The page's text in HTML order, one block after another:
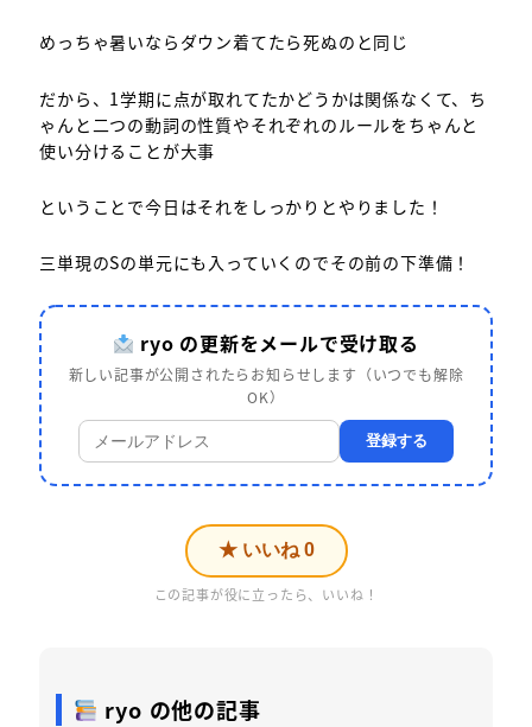
めっちゃ暑いならダウン着てたら死ぬのと同じ
だから、1学期に点が取れてたかどうかは関係なくて、ち
ゃんと二つの動詞の性質やそれぞれのルールをちゃんと
使い分けることが大事
ということで今日はそれをしっかりとやりました！
三単現のSの単元にも入っていくのでその前の下準備！
ryo の更新をメールで受け取る
新しい記事が公開されたらお知らせします（いつでも解除
OK）
登録する
★ いいね 0
この記事が役に立ったら、いいね！
ryo の他の記事